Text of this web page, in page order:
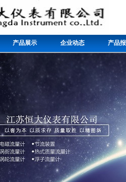
产品展示 企业动态 产品